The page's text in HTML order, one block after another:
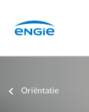
mainZoeken
de
Je
Oriëntatie